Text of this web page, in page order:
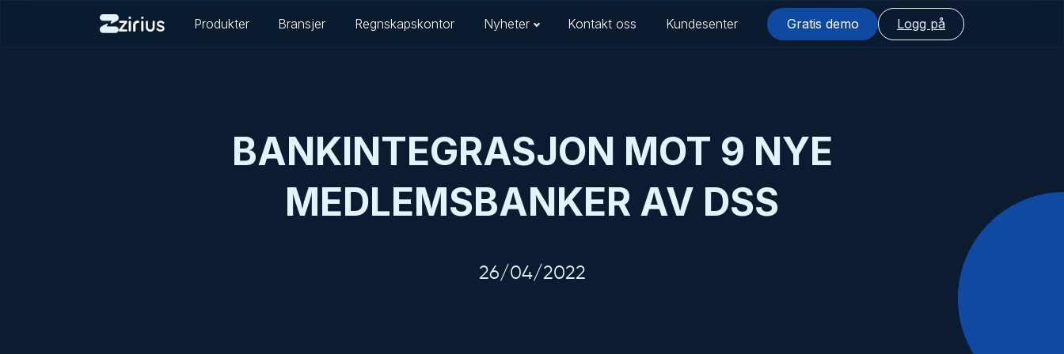
Produkter Bransjer Regnskapskontor Nyheter Kontakt oss Kundesenter Gratis demo Logg på
BANKINTEGRASJON MOT 9 NYE
MEDLEMSBANKER AV DSS
26/04/2022